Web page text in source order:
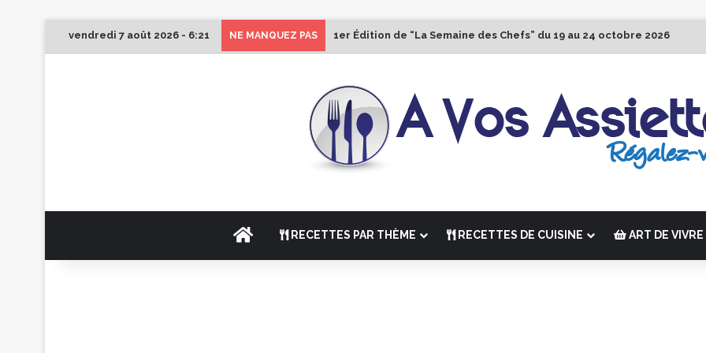
vendredi 7 août 2026 - 6:21 NE MANQUEZ PAS 1er Édition de “La Semaine des Chefs” du 19 au 24 octobre 2026
ACCUEILRECETTES PAR THÈME RECETTES DE CUISINE ART DE VIVRE